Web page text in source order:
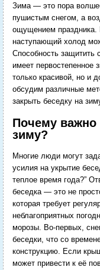
Зима — это пора
пушистым снегом, а
ощущением праздника.
наступающий холод
Способность защитить
имеет первостепенное
только красивой, но и
обсудим различные
закрыть беседку на
Почему важно
зиму?
Многие люди могут
усилия на укрытие
теплое время года?”
беседка — это не
которая требует
неблагоприятных
морозы. Во-первых,
беседки, что со
конструкцию. Если
может привести к её